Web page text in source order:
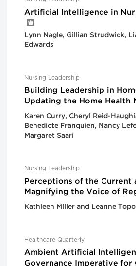
Artificial Intelligence in
Lynn Nagle, Gillian Strudwick,
Edwards
Nursing Leadership
Building Leadership in
Updating the Home Health
Karen Curry, Cheryl Reid-
Benedicte Franquien, Nancy
Margaret Saari
Nursing Leadership
Perceptions of the Current
Magnifying the Voice of
Kathleen Miller and Leanne
Healthcare Quarterly
Ambient Artificial
Governance Imperative for